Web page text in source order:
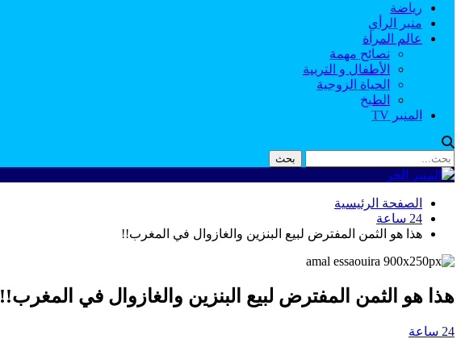
رياضة
منبر الرأي
عالم المرأة
نصائح مهمة
الأطفال و التربية
الحياة الزوجية
الطبخ
المنبر TV
الصفحة الرئيسية
24 ساعة
هذا هو الثمن المفترض لبيع البنزين والغازوال في المغرب!!
هذا هو الثمن المفترض لبيع البنزين والغازوال في المغرب!!
24 ساعة